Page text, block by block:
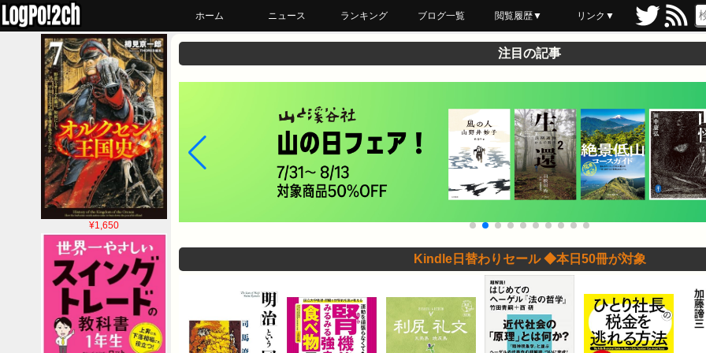
ホーム ニュース ランキング ブログ一覧 閲覧履歴▼
最近読んだ
あとで読む
ブックマーク
リンク▼
¥1,650
注目の記事
Kindle日替わりセール ◆本日50冊が対象